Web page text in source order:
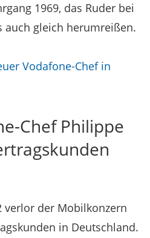
1969, das Ruder bei
auch gleich herumreißen.
Vodafone-Chef in
Chef Philippe
verlor der Mobilkonzern
in Deutschland.